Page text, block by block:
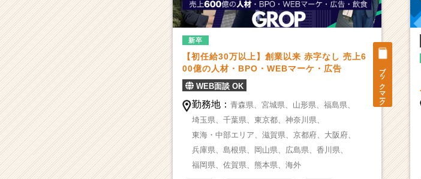
ブックマーク
新卒
【初任給30万以上】創業以来 赤字なし 売上6
00億の人材・BPO・WEBマーケ・広告
WEB面談 OK
勤務地： 青森県、 宮城県、 山形県、 福島県、
埼玉県、 千葉県、 東京都、 神奈川県、
東海・中部エリア、 滋賀県、 京都府、 大阪府、
兵庫県、 島根県、 岡山県、 広島県、 香川県、
福岡県、 佐賀県、 熊本県、 海外